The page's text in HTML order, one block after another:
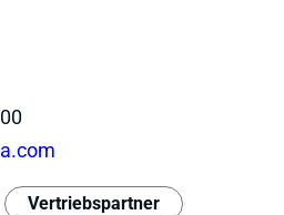
Vertriebspartner